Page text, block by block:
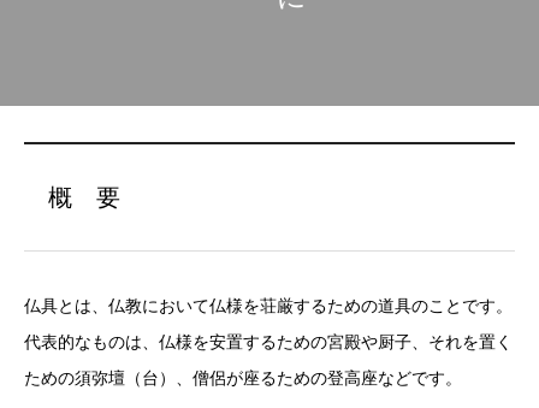
概 要
仏具とは、仏教において仏様を荘厳するための道具のことです。
代表的なものは、仏様を安置するための宮殿や厨子、それを置く
ための須弥壇（台）、僧侶が座るための登高座などです。